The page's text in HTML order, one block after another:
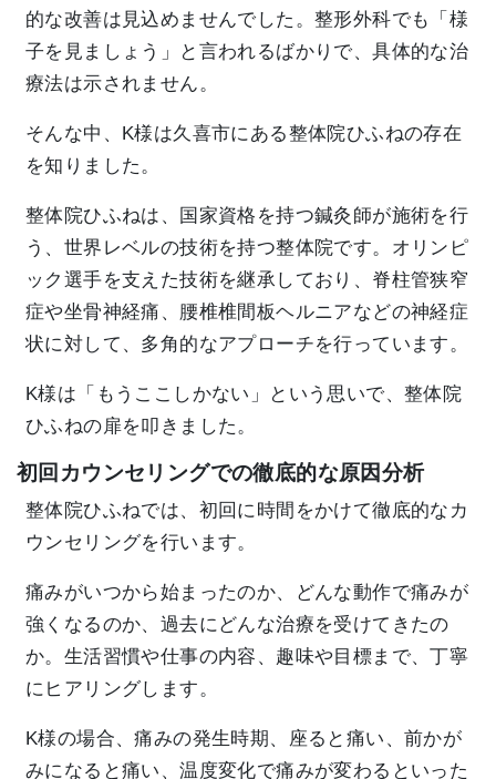
的な改善は見込めませんでした。整形外科でも「様
子を見ましょう」と言われるばかりで、具体的な治
療法は示されません。
そんな中、K様は久喜市にある整体院ひふねの存在
を知りました。
整体院ひふねは、国家資格を持つ鍼灸師が施術を行
う、世界レベルの技術を持つ整体院です。オリンピ
ック選手を支えた技術を継承しており、脊柱管狭窄
症や坐骨神経痛、腰椎椎間板ヘルニアなどの神経症
状に対して、多角的なアプローチを行っています。
K様は「もうここしかない」という思いで、整体院
ひふねの扉を叩きました。
初回カウンセリングでの徹底的な原因分析
整体院ひふねでは、初回に時間をかけて徹底的なカ
ウンセリングを行います。
痛みがいつから始まったのか、どんな動作で痛みが
強くなるのか、過去にどんな治療を受けてきたの
か。生活習慣や仕事の内容、趣味や目標まで、丁寧
にヒアリングします。
K様の場合、痛みの発生時期、座ると痛い、前かが
みになると痛い、温度変化で痛みが変わるといった